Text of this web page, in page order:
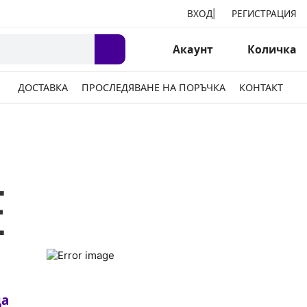
ВХОД РЕГИСТРАЦИЯ
Акаунт Количка
ДОСТАВКА ПРОСЛЕДЯВАНЕ НА ПОРЪЧКА КОНТАКТ